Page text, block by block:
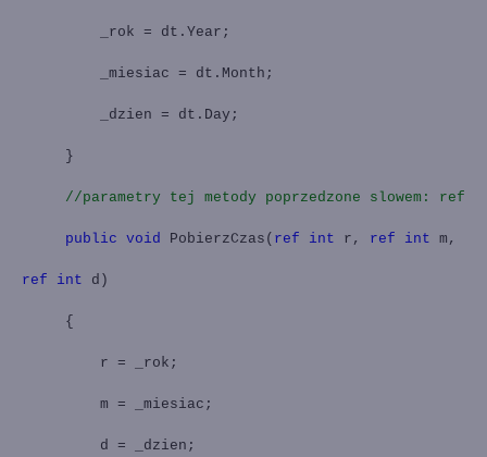
_rok = dt.Year;
_miesiac = dt.Month;
_dzien = dt.Day;
}
//parametry tej metody poprzedzone slowem: ref
public void PobierzCzas( ref int r, ref int m,
ref int d)
{
r = _rok;
m = _miesiac;
d = _dzien;